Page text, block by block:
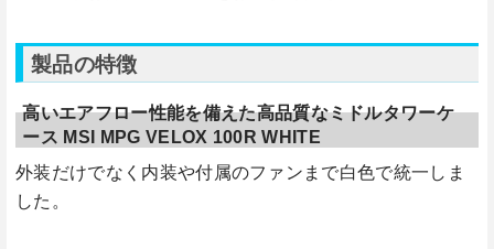
製品の特徴
高いエアフロー性能を備えた高品質なミドルタワーケ
ース MSI MPG VELOX 100R WHITE
外装だけでなく内装や付属のファンまで白色で統一しま
した。